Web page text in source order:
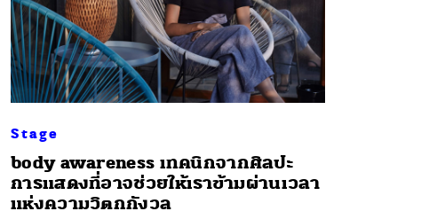
Stage
body awareness เทคนิกจากศิลปะ
การแสดงที่อาจช่วยให้เราข้ามผ่านเวลา
แห่งความวิตกกังวล